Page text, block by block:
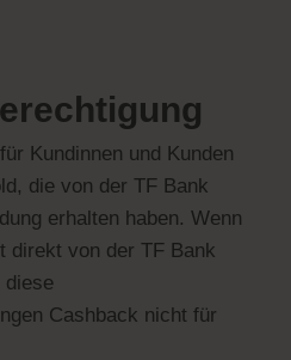
Kundinnen und Kunden
die von der TF Bank
erhalten haben. Wenn
direkt von der TF Bank
diese
Cashback nicht für